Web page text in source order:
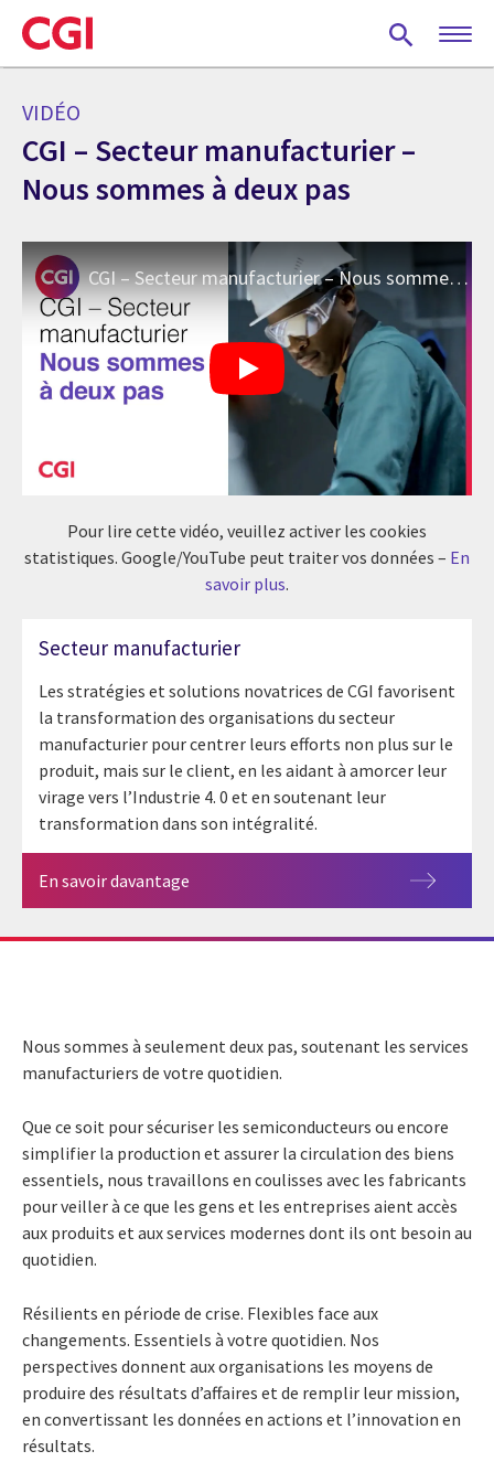
Skip
to
main
VIDÉO
CGI – Secteur manufacturier –
Nous sommes à deux pas
CGI – Secteur manufacturier – Nous sommes à deux pas
Pour lire cette vidéo, veuillez activer les cookies
statistiques. Google/YouTube peut traiter vos données – En
savoir plus.
Secteur manufacturier
Les stratégies et solutions novatrices de CGI favorisent
la transformation des organisations du secteur
manufacturier pour centrer leurs efforts non plus sur le
produit, mais sur le client, en les aidant à amorcer leur
virage vers l’Industrie 4. 0 et en soutenant leur
transformation dans son intégralité.
En savoir davantage
Nous sommes à seulement deux pas, soutenant les services
manufacturiers de votre quotidien.
Que ce soit pour sécuriser les semiconducteurs ou encore
simplifier la production et assurer la circulation des biens
essentiels, nous travaillons en coulisses avec les fabricants
pour veiller à ce que les gens et les entreprises aient accès
aux produits et aux services modernes dont ils ont besoin au
quotidien.
Résilients en période de crise. Flexibles face aux
changements. Essentiels à votre quotidien. Nos
perspectives donnent aux organisations les moyens de
produire des résultats d’affaires et de remplir leur mission,
en convertissant les données en actions et l’innovation en
résultats.